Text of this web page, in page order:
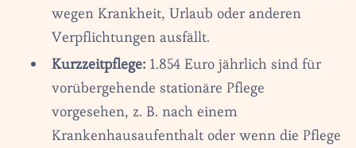
wegen Krankheit, Urlaub oder anderen
Verpflichtungen ausfällt.
Kurzzeitpflege:1.854 Euro jährlich sind für
vorübergehende stationäre Pflege
vorgesehen, z. B. nach einem
Krankenhausaufenthalt oder wenn die Pflege